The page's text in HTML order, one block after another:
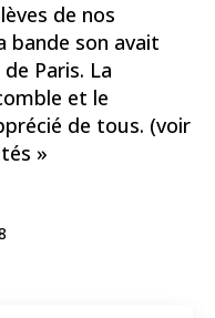
de nos
bande son avait
Paris. La
et le
de tous. (voir
»